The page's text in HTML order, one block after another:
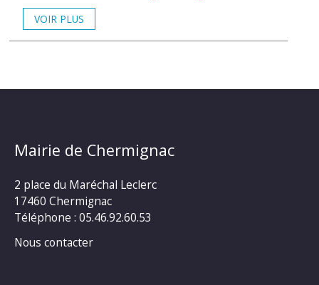
VOIR PLUS
Mairie de Chermignac
2 place du Maréchal Leclerc
17460 Chermignac
Téléphone : 05.46.92.60.53
Nous contacter